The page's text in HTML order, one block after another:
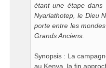
étant une étape
Nyarlathotep, le Dieu
porte entre les
Grands Anciens.
Synopsis : La
au Kenya, la fin